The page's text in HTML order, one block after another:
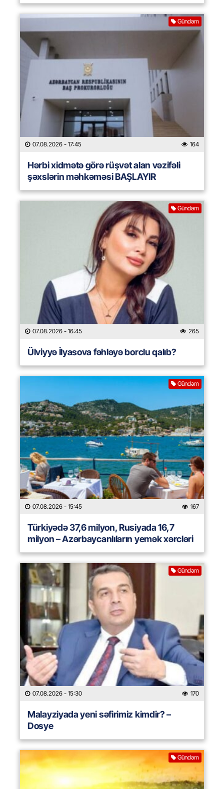
Gündəm
07.08.2026 - 17:45 164
Hərbi xidmətə görə rüşvət alan vəzifəli
şəxslərin məhkəməsi BAŞLAYIR
Gündəm
07.08.2026 - 16:45 265
Ülviyyə İlyasova fəhləyə borclu qalıb?
Gündəm
07.08.2026 - 15:45 167
Türkiyədə 37,6 milyon, Rusiyada 16,7
milyon – Azərbaycanlıların yemək xərcləri
Gündəm
07.08.2026 - 15:30 170
Malayziyada yeni səfirimiz kimdir? –
Dosye
Gündəm